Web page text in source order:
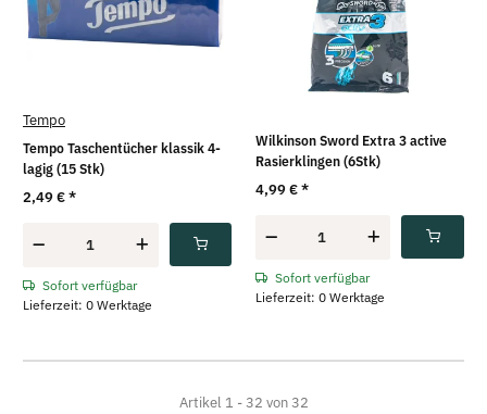
Tempo
Tempo Taschentücher klassik 4-
lagig (15 Stk)
2,49 €*
Sofort verfügbar
Lieferzeit: 0 Werktage
Wilkinson Sword Extra 3 active
Rasierklingen (6Stk)
4,99 €*
Sofort verfügbar
Lieferzeit: 0 Werktage
Artikel 1 - 32 von 32